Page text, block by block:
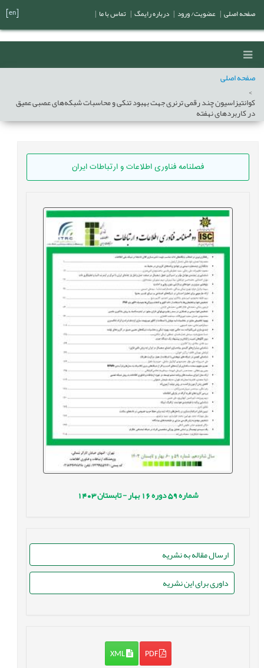
صفحه اصلی
کوانتیزاسیون چند رقمی ترنری جهت بهبود تنکی و محاسبات شبکه‌های عصبی عمیق
در کاربردهای نهفته
فصلنامه فناوری اطلاعات و ارتباطات ایران
شماره59 دوره16 بهار - تابستان1403
ارسال مقاله به نشریه
داوری برای این نشریه
PDF
XML
صفحه اصلی عضویت/ ورود درباره رایمگ تماس با ما